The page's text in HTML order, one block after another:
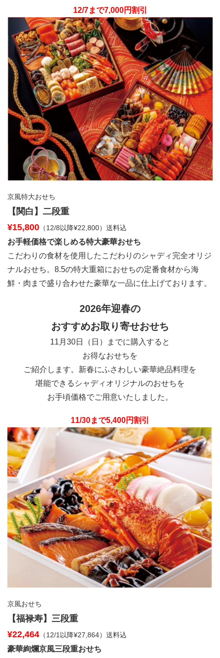
12/7まで7,000円割引
京風特大おせち
【関白】二段重
¥15,800 （12/8以降¥22,800）送料込
お手軽価格で楽しめる特大豪華おせち
こだわりの食材を使用したこだわりのシャディ完全オリジ
ナルおせち。8.5の特大重箱におせちの定番食材から海
鮮・肉まで盛り合わせた豪華な一品に仕上げております。
2026年迎春の
おすすめお取り寄せおせち
11月30日（日）までに購入すると
お得なおせちを
ご紹介します。新春にふさわしい豪華絶品料理を
堪能できるシャディオリジナルのおせちを
お手頃価格でご用意いたしました。
11/30まで5,400円割引
京風おせち
【福禄寿】三段重
¥22,464 （12/1以降¥27,864）送料込
豪華絢爛京風三段重おせち